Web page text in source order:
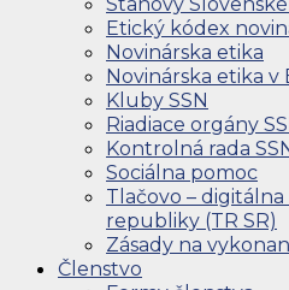
Etický kódex
Novinárska etika
Novinárska etika v
Kluby SSN
Riadiace orgány
Kontrolná rada
Sociálna pomoc
Tlačovo –
republiky (TR SR)
Zásady na
Členstvo